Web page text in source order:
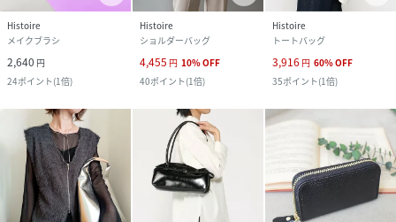
Histoire
メイクブラシ
2,640 円
24ポイント(1倍)
Histoire
ショルダーバッグ
4,455 円 10%OFF
40ポイント(1倍)
Histoire
トートバッグ
3,916 円 60%OFF
35ポイント(1倍)